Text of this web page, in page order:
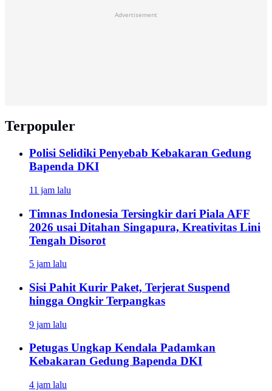
Advertisement
Terpopuler
Polisi Selidiki Penyebab Kebakaran Gedung
Bapenda DKI
11 jam lalu
Timnas Indonesia Tersingkir dari Piala AFF
2026 usai Ditahan Singapura, Kreativitas Lini
Tengah Disorot
5 jam lalu
Sisi Pahit Kurir Paket, Terjerat Suspend
hingga Ongkir Terpangkas
9 jam lalu
Petugas Ungkap Kendala Padamkan
Kebakaran Gedung Bapenda DKI
4 jam lalu